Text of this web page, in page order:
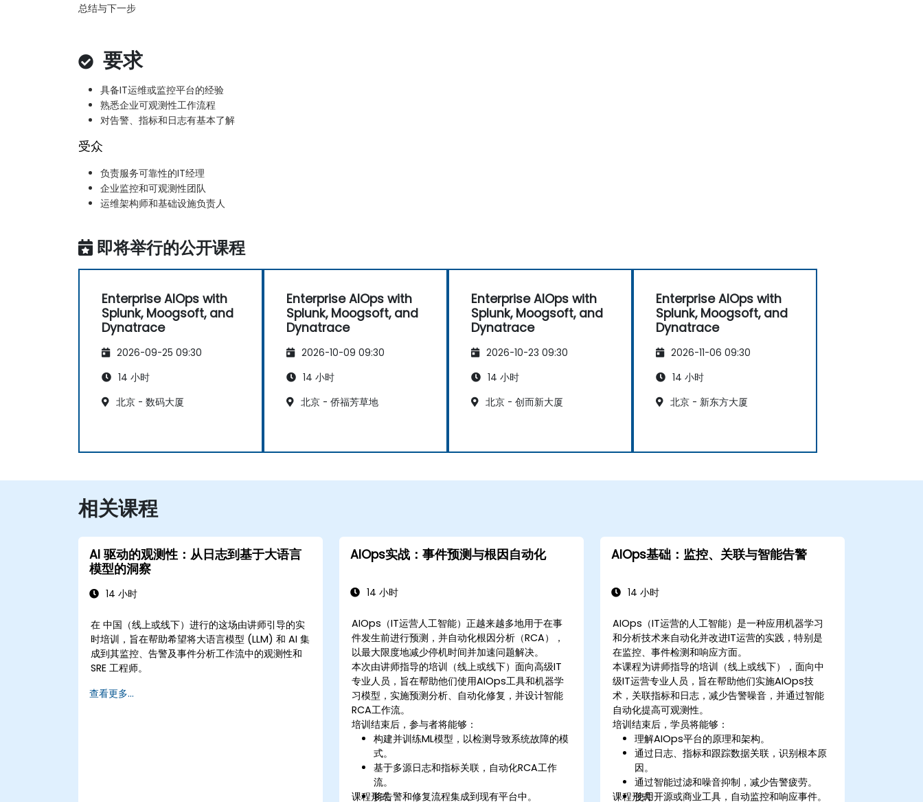
总结与下一步
要求
具备IT运维或监控平台的经验
熟悉企业可观测性工作流程
对告警、指标和日志有基本了解
受众
负责服务可靠性的IT经理
企业监控和可观测性团队
运维架构师和基础设施负责人
即将举行的公开课程
Enterprise AIOps with
Splunk, Moogsoft, and
Dynatrace
2026-09-25 09:30
14 小时
北京 - 数码大厦
Enterprise AIOps with
Splunk, Moogsoft, and
Dynatrace
2026-10-09 09:30
14 小时
北京 - 侨福芳草地
Enterprise AIOps with
Splunk, Moogsoft, and
Dynatrace
2026-10-23 09:30
14 小时
北京 - 创而新大厦
Enterprise AIOps with
Splunk, Moogsoft, and
Dynatrace
2026-11-06 09:30
14 小时
北京 - 新东方大厦
相关课程
AI 驱动的观测性：从日志到基于大语言
模型的洞察
14 小时
在 中国（线上或线下）进行的这场由讲师引导的实
时培训，旨在帮助希望将大语言模型 (LLM) 和 AI 集
成到其监控、告警及事件分析工作流中的观测性和
SRE 工程师。
查看更多...
AIOps实战：事件预测与根因自动化
14 小时
AIOps（IT运营人工智能）正越来越多地用于在事
件发生前进行预测，并自动化根因分析（RCA），
以最大限度地减少停机时间并加速问题解决。
本次由讲师指导的培训（线上或线下）面向高级IT
专业人员，旨在帮助他们使用AIOps工具和机器学
习模型，实施预测分析、自动化修复，并设计智能
RCA工作流。
培训结束后，参与者将能够：
构建并训练ML模型，以检测导致系统故障的模
式。
基于多源日志和指标关联，自动化RCA工作
流。
将告警和修复流程集成到现有平台中。
课程形式
AIOps基础：监控、关联与智能告警
14 小时
AIOps（IT运营的人工智能）是一种应用机器学习
和分析技术来自动化并改进IT运营的实践，特别是
在监控、事件检测和响应方面。
本课程为讲师指导的培训（线上或线下），面向中
级IT运营专业人员，旨在帮助他们实施AIOps技
术，关联指标和日志，减少告警噪音，并通过智能
自动化提高可观测性。
培训结束后，学员将能够：
理解AIOps平台的原理和架构。
通过日志、指标和跟踪数据关联，识别根本原
因。
通过智能过滤和噪音抑制，减少告警疲劳。
使用开源或商业工具，自动监控和响应事件。
课程形式